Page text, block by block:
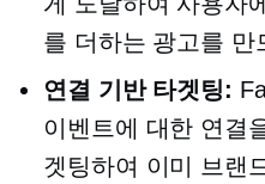
를 더하는 광고를 만
연결 기반타겟팅:
이벤트에 대한 연결
겟팅하여 이미 브랜